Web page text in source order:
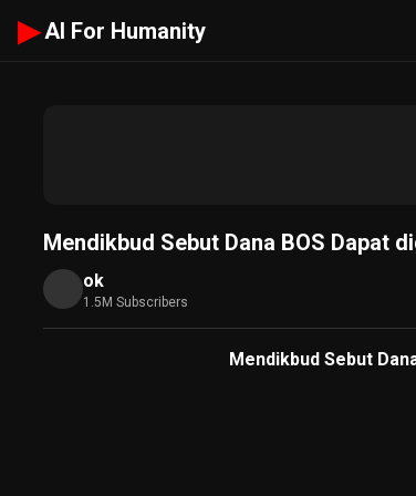
▶ AI For Humanity
Mendikbud Sebut Dana BOS Dapat
ok
1.5M Subscribers
Mendikbud Sebut